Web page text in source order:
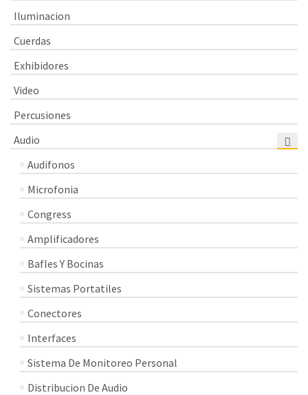
Iluminacion
Cuerdas
Exhibidores
Video
Percusiones
Audio
Audifonos
Microfonia
Congress
Amplificadores
Bafles Y Bocinas
Sistemas Portatiles
Conectores
Interfaces
Sistema De Monitoreo Personal
Distribucion De Audio